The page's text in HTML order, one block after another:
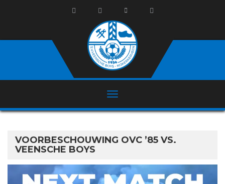
VOORBESCHOUWING OVC ’85 VS.
VEENSCHE BOYS